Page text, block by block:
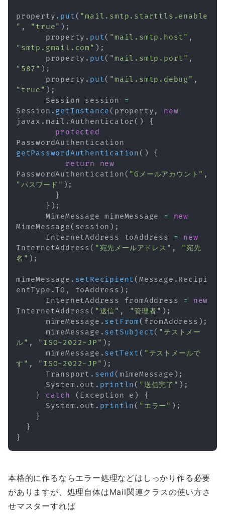
property . put ( "mail.smtp.starttls.enable
" , "true" ) ;
      property
. put( "mail.smtp.host" ,
"smtp.gmail.com" ) ;
      property
. put( "mail.smtp.port" ,
"587" ) ;
      property
. put( "mail.smtp.debug" ,
"true" ) ;
Session session =
Session . getInstance ( property ,
new
javax . mail . Authenticator ( )
{
protected
PasswordAuthentication
getPasswordAuthentication ( )
{
return
new
PasswordAuthentication ( "Gメールアカウント" ,
"パスワード" ) ;
}
} ) ;
MimeMessage mimeMessage =
new
MimeMessage ( session ) ;
InternetAddress
toAddress =
new
InternetAddress ( "宛先メールアドレス" ,
"宛先
名" ) ;
mimeMessage . setRecipient (Message . Recipi
entType .TO , toAddress ) ;
InternetAddress
fromAddress =
new
InternetAddress ( "送信" , "管理者" ) ;
      mimeMessage
. setFrom ( fromAddress ) ;
      mimeMessage
. setSubject( "テストメー
ル" , "ISO-2022-JP" ) ;
      mimeMessage
. setText ( "テストメールで
す" , "ISO-2022-JP" ) ;
Transport . send ( mimeMessage ) ;
System . out . println ( "送信完了" ) ;
}
catch ( Exception e )
{
System . out . println ( "エラー" ) ;
}
}
}
本格的に作るならエラー処理などはしっかり作る必要
がありますが、処理自体はMail関連クラスの使い方さ
せマスターすれば